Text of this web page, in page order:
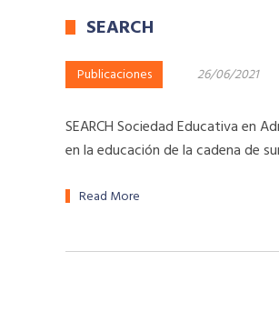
SEARCH
Publicaciones 26/06/2021
SEARCH Sociedad Educativa en
en la educación de la cadena de
Read More